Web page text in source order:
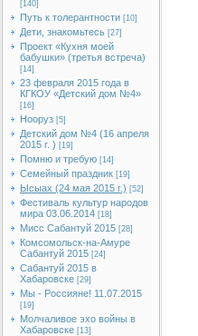
[140]
Путь к толерантности [10]
Дети, знакомьтесь [27]
Проект «Кухня моей
бабушки» (третья встреча)
[14]
23 февраля 2015 года в
КГКОУ «Детский дом №4»
[16]
Нооруз [5]
Детский дом №4 (16 апреля
2015 г. ) [19]
Помню и требую [14]
Семейный праздник [19]
Ысыах (24 мая 2015 г.) [52]
Фестиваль культур народов
мира 03.06.2014 [18]
Мисс Сабантуй 2015 [28]
Комсомольск-на-Амуре
Сабантуй 2015 [24]
Сабантуй 2015 в
Хабаровске [29]
Мы - Россияне! 11.07.2015
[19]
Молчаливое эхо войны в
Хабаровске [13]